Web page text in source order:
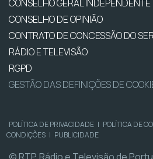
CONSELHO GERAL INDEPENDENTE
CONSELHO DE OPINIÃO
CONTRATO DE CONCESSÃO DO
RÁDIO E TELEVISÃO
RGPD
GESTÃO DAS DEFINIÇÕES DE
POLÍTICA DE PRIVACIDADE | POLÍTICA DE
CONDIÇÕES | PUBLICIDADE